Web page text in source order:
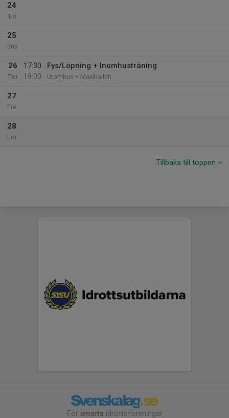
24
Tis
25
Ons
26
Tor
17:30
19:00
Fys/Löpning + Inomhusträning
Utomhus + Maxihallen
27
Fre
28
Lör
Tillbaka till toppen
För smarta idrottsföreningar